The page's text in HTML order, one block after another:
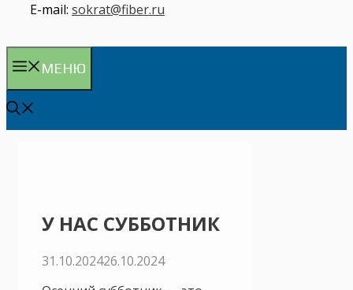
E-mail: sokrat@fiber.ru
МЕНЮ
У НАС СУББОТНИК
31.10.202426.10.2024